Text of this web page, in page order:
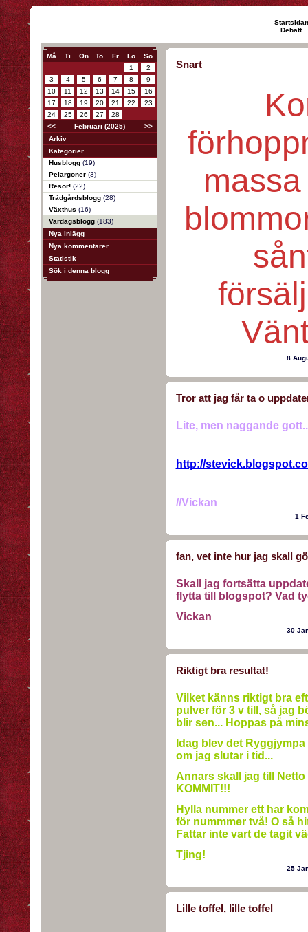
Startsidan
Debatt
Må Ti On To Fr Lö
Sö
1
2
3
4 5 6 7 8
9
10
11 12 13 14 15
16
17
18 19 20 21 22
23
24
25 26 27
28
<<
Februari (2025)
>>
Arkiv
Kategorier
Husblogg (19)
Pelargoner (3)
Resor! (22)
Trädgårdsblogg (28)
Växthus (16)
Vardagsblogg (183)
Nya inlägg
Nya kommentarer
Statistik
Sök i denna blogg
Snart
8
Tror att jag får ta o
Lite, men naggande
http://
//Vickan
1
fan, vet inte hur jag skall
Skall jag fortsätta
flytta till blogspot? Vad
Vickan
30
Riktigt bra resultat!
Vilket känns riktigt bra
pulver för 3 v till, så jag
blir sen... Hoppas på
Idag blev det
om jag slutar i tid...
Annars skall jag till Netto
KOMMIT!!!
Hylla nummer ett har
för nummmer två! O så
Fattar inte vart de tagit
Tjing!
25
Lille toffel, lille toffel